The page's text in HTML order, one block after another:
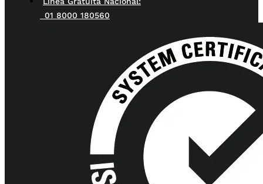
01 8000 180560